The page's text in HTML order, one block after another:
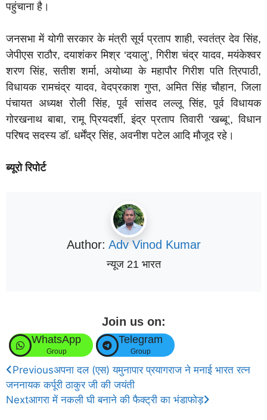
पहुंचाना है।
जनसभा में योगी सरकार के मंत्री सूर्य प्रताप शाही, स्वतंत्र देव सिंह,
जेपीएस राठौर, दयाशंकर मिश्र ‘दयालु’, गिरीश चंद्र यादव, मयंकेश्वर
शरण सिंह, सतीश शर्मा, अयोध्या के महापौर गिरीश पति त्रिपाठी,
विधायक रामचंद्र यादव, वेदप्रकाश गुप्त, अमित सिंह चौहान, जिला
पंचायत अध्यक्ष रोली सिंह, पूर्व सांसद लल्लू सिंह, पूर्व विधायक
गोरखनाथ बाबा, रामू प्रियदर्शी, इंद्र प्रताप तिवारी ‘खब्बू’, विधान
परिषद सदस्य डॉ. धर्मेंद्र सिंह, अवनीश पटेल आदि मौजूद रहे।
ब्यूरो रिपोर्ट
Author: Adv Vinod Kumar
न्यूज 21 भारत
Join us on:
WhatsApp
Group
Telegram
Group
Previousअपना दल (एस) यमुनापार प्रयागराज ने मनाई भारत रत्न
जननायक कर्पूरी ठाकुर जी की जयंती
Nextआगरा में नकली घी बनाने की फैक्ट्री का भंडाफोड़